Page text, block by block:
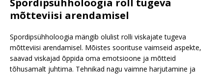
mõtteviisi arendamisel
Spordipsühholoogia mängib olulist rolli viskajate tugeva
mõtteviisi arendamisel. Mõistes soorituse vaimseid aspekte,
saavad viskajad õppida oma emotsioone ja mõtteid
tõhusamalt juhtima. Tehnikad nagu vaimne harjutamine ja